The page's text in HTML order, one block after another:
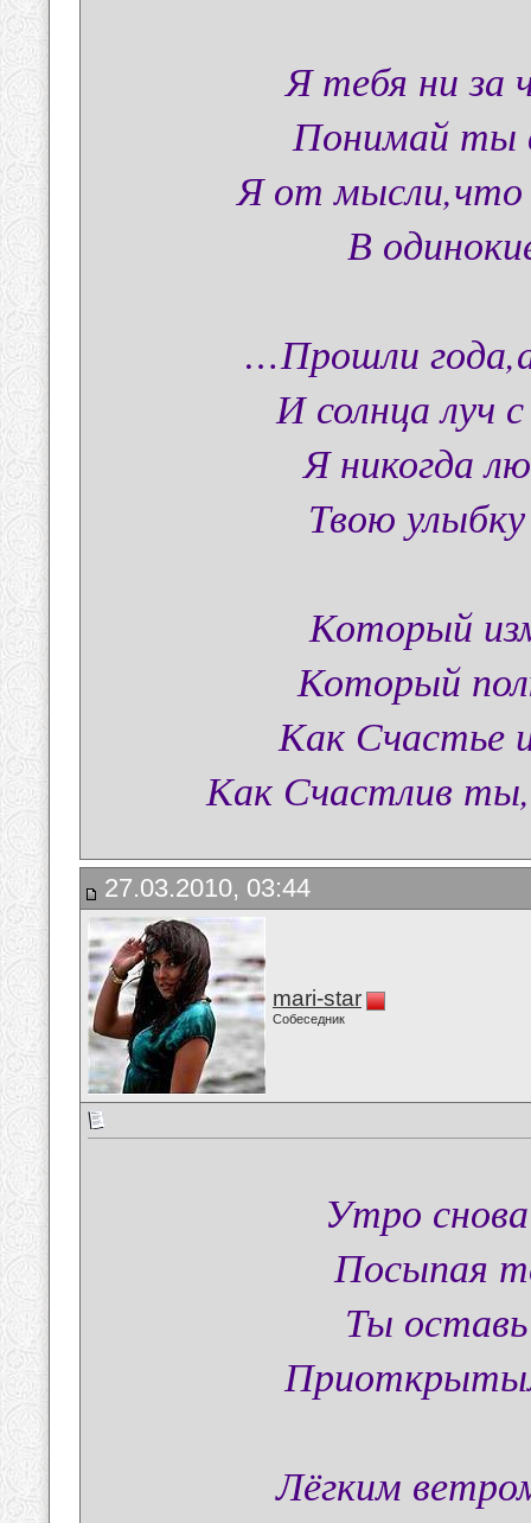
Я тебя ни за
Понимай ты
Я от мысли,что
В
…Прошли
И солнца луч
Я никогда
Твою
Который
Который
Как Счастье
Как Счастлив
27.03.2010, 03:44
mari-star
Собеседник
Утро
Посыпая
Ты
Лёгким